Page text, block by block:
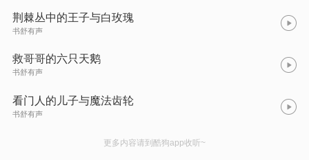
荆棘丛中的王子与白玫瑰
书舒有声
救哥哥的六只天鹅
书舒有声
看门人的儿子与魔法齿轮
书舒有声
更多内容请到酷狗app收听~